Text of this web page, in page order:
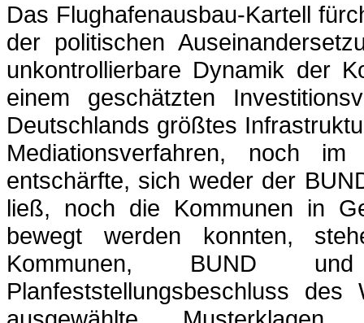
Das Flughafenausbau-Kartell
der politischen
unkontrollierbare Dynamik der
einem geschätzten
Deutschlands größtes
Mediationsverfahren, noch im
entschärfte, sich weder der
ließ, noch die Kommunen in
bewegt werden konnten,
Kommunen, BUND
Planfeststellungsbeschluss